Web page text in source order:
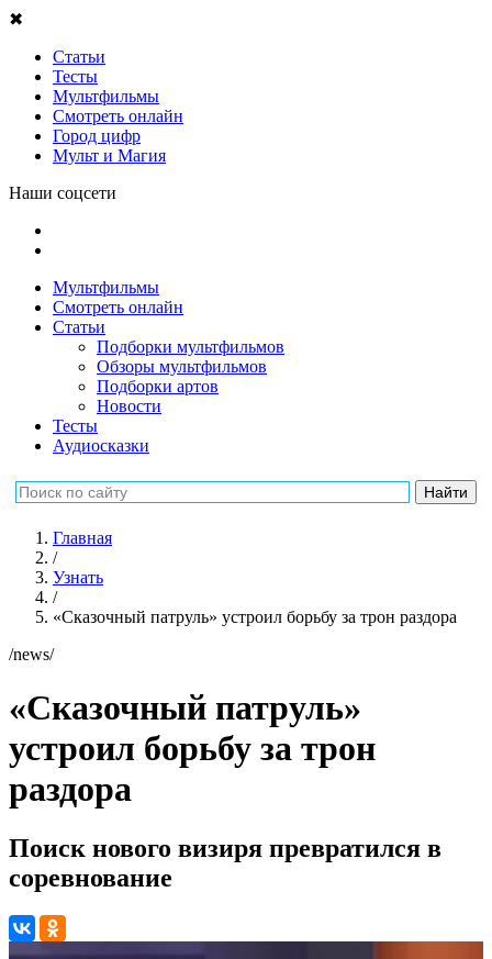
✖
Статьи
Тесты
Мультфильмы
Смотреть онлайн
Город цифр
Мульт и Магия
Наши соцсети
Мультфильмы
Смотреть онлайн
Статьи
Подборки мультфильмов
Обзоры мультфильмов
Подборки артов
Новости
Тесты
Аудиосказки
Главная
/
Узнать
/
«Сказочный патруль» устроил борьбу за трон раздора
/news/
«Сказочный патруль»
устроил борьбу за трон
раздора
Поиск нового визиря превратился в
соревнование